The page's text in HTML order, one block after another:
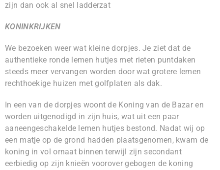
zijn dan ook al snel ladderzat
KONINKRIJKEN
We bezoeken weer wat kleine dorpjes. Je ziet dat de
authentieke ronde lemen hutjes met rieten puntdaken
steeds meer vervangen worden door wat grotere lemen
rechthoekige huizen met golfplaten als dak.
In een van de dorpjes woont de Koning van de Bazar en
worden uitgenodigd in zijn huis, wat uit een paar
aaneengeschakelde lemen hutjes bestond. Nadat wij op
een matje op de grond hadden plaatsgenomen, kwam de
koning in vol ornaat binnen terwijl zijn secondant
eerbiedig op zijn knieën voorover gebogen de koning